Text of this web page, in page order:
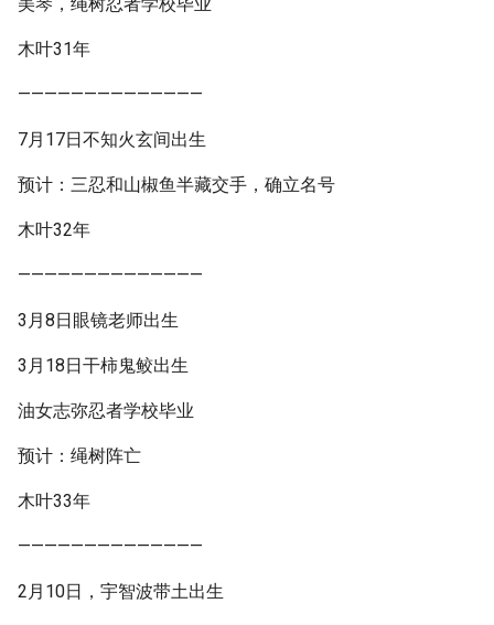
木叶31年
——————————————
7月17日不知火玄间出生
预计：三忍和山椒鱼半藏交手，确立名号
木叶32年
——————————————
3月8日眼镜老师出生
3月18日干柿鬼鲛出生
油女志弥忍者学校毕业
预计：绳树阵亡
木叶33年
——————————————
2月10日，宇智波带土出生